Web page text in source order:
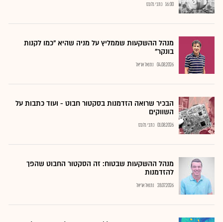
16:00 כתבי גלובס
מנהל ההשקעות שממליץ על מניה שהיא "כמו לקנות
בונקר"
04.08.2026 נתנאל אריאל
הבכיר שרואה הזדמנות בסקטור חבוט - ועוד כתבות על
השווקים
01.08.2026 כתבי גלובס
מנהל ההשקעות שבטוח: זה הסקטור החבוט שהפך
להזדמנות
28.07.2026 נתנאל אריאל